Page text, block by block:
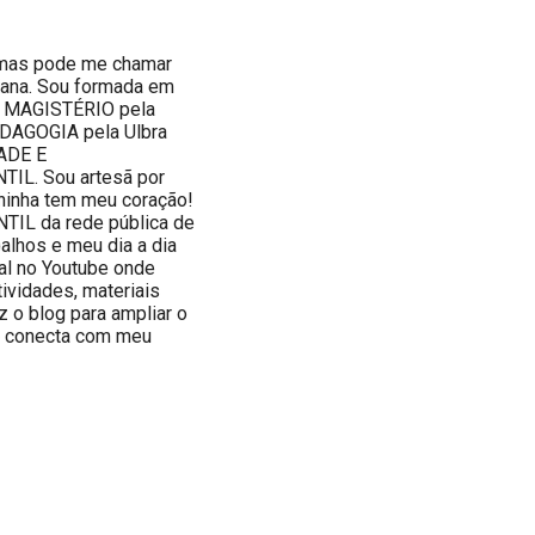
pode me chamar
Sou formada em
pela
pela Ulbra
E
Sou artesã por
tem meu coração!
da rede pública de
e meu dia a dia
no Youtube onde
materiais
o blog para ampliar o
com meu